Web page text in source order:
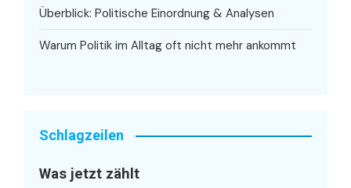
Überblick: Politische Einordnung & Analysen
Warum Politik im Alltag oft nicht mehr ankommt
Schlagzeilen
Was jetzt zählt